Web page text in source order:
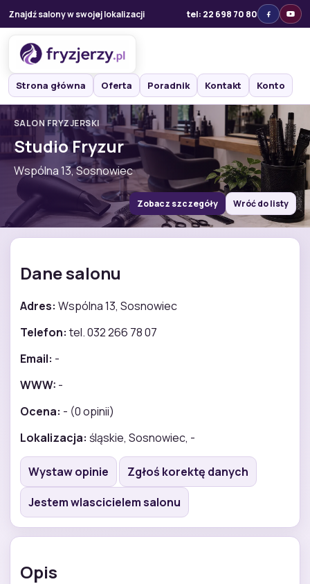
Znajdź salony w swojej lokalizacji tel: 22 698 70 80
Strona główna Oferta Poradnik Kontakt Konto
SALON FRYZJERSKI
Studio Fryzur
Wspólna 13, Sosnowiec
Zobacz szczegóły Wróć do listy
Dane salonu
Adres: Wspólna 13, Sosnowiec
Telefon: tel. 032 266 78 07
Email: -
WWW: -
Ocena: - (0 opinii)
Lokalizacja: śląskie, Sosnowiec, -
Wystaw opinie
Zgłoś korektę danych
Jestem wlascicielem salonu
Opis